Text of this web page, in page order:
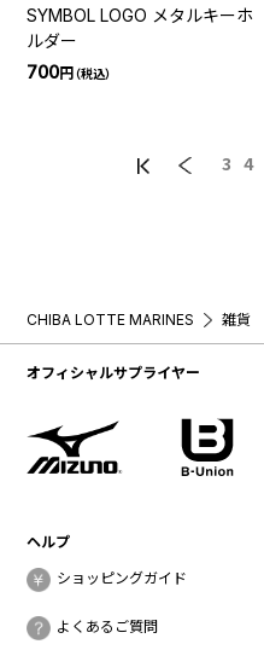
SYMBOL LOGO メタルキーホ
ルダー
700円（税込）
3 4
CHIBA LOTTE MARINES 雑貨
オフィシャルサプライヤー
ヘルプ
ショッピングガイド
よくあるご質問